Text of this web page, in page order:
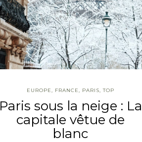
EUROPE, FRANCE, PARIS,TOP
Paris sous la neige : La
capitale vêtue de
blanc